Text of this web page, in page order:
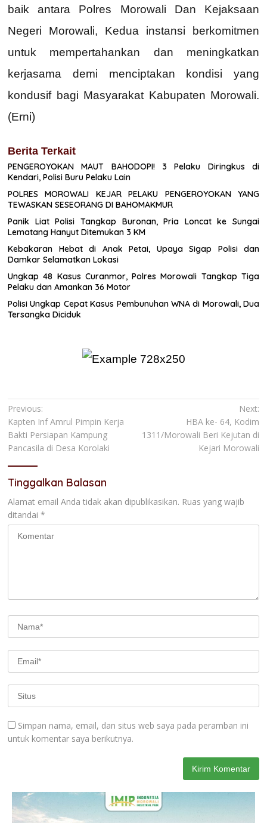
baik antara Polres Morowali Dan Kejaksaan
Negeri Morowali, Kedua instansi berkomitmen
untuk mempertahankan dan meningkatkan
kerjasama demi menciptakan kondisi yang
kondusif bagi Masyarakat Kabupaten Morowali.
(Erni)
Berita Terkait
PENGEROYOKAN MAUT BAHODOPI! 3 Pelaku Diringkus di
Kendari, Polisi Buru Pelaku Lain
POLRES MOROWALI KEJAR PELAKU PENGEROYOKAN YANG
TEWASKAN SESEORANG DI BAHOMAKMUR
Panik Liat Polisi Tangkap Buronan, Pria Loncat ke Sungai
Lematang Hanyut Ditemukan 3 KM
Kebakaran Hebat di Anak Petai, Upaya Sigap Polisi dan
Damkar Selamatkan Lokasi
Ungkap 48 Kasus Curanmor, Polres Morowali Tangkap Tiga
Pelaku dan Amankan 36 Motor
Polisi Ungkap Cepat Kasus Pembunuhan WNA di Morowali, Dua
Tersangka Diciduk
Navigasi
pos
Previous:
Kapten Inf Amrul Pimpin Kerja
Bakti Persiapan Kampung
Pancasila di Desa Korolaki
Next:
HBA ke- 64, Kodim
1311/Morowali Beri Kejutan di
Kejari Morowali
Tinggalkan Balasan
Alamat email Anda tidak akan dipublikasikan. Ruas yang wajib
ditandai *
Simpan nama, email, dan situs web saya pada peramban ini
untuk komentar saya berikutnya.